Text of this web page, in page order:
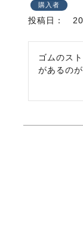
購入者
投稿日
ゴムのス
があるの